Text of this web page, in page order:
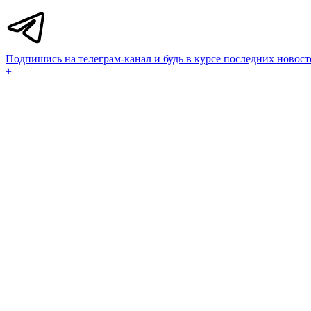
Подпишись на телеграм-канал и будь в курсе последних
+